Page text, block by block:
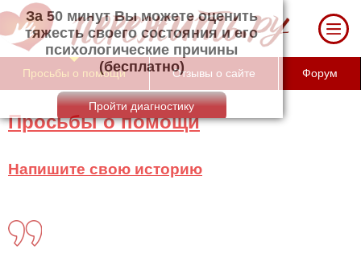
За 50 минут Вы можете оценить тяжесть
своего состояния и его психологические
причины (бесплатно)
Просьбы о помощи Отзывы о сайте Форум
Просьбы о помощи
Напишите свою историю